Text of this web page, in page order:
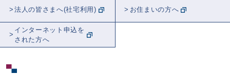
法人の皆さまへ(社宅利用) お住まいの方へ
インターネット申込を
された方へ